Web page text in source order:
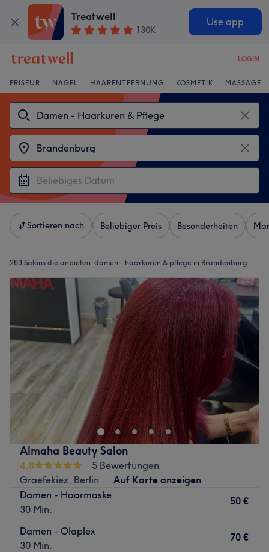
Treatwell
130K
Use app
LOGIN
FRISEUR NÄGEL HAARENTFERNUNG KOSMETIK MASSAGE
Sortieren nach Beliebiger Preis Besonderheiten
283 Salons die anbieten: damen - haarkuren & pflege in Brandenburg
Almaha Beauty Salon
4,8
5 Bewertungen
Graefekiez, Berlin
Auf Karte anzeigen
Damen - Haarmaske
30 Min.
50 €
Damen - Olaplex
30 Min.
70 €